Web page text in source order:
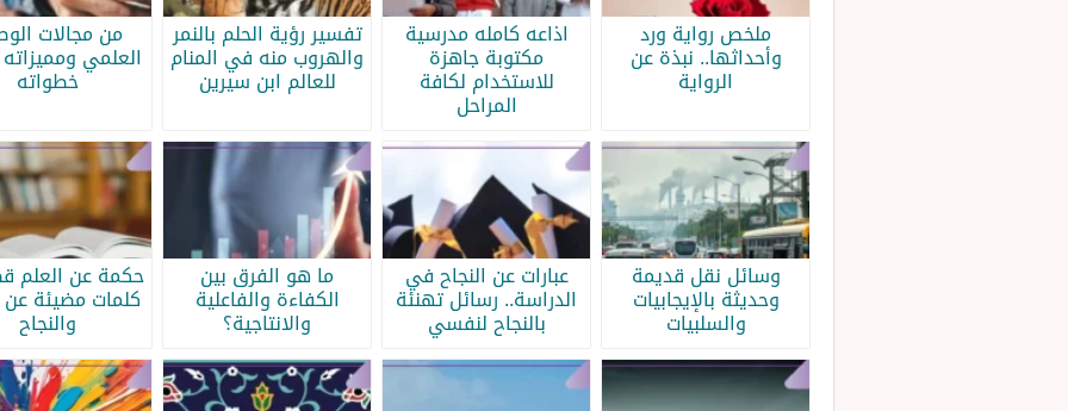
ملخص رواية ورد
وأحداثها.. نبذة عن
الرواية
اذاعه كامله مدرسية
مكتوبة جاهزة
للاستخدام لكافة
المراحل
تفسير رؤية الحلم بالنمر
والهروب منه في المنام
للعالم ابن سيرين
من مجالات
العلمي
خطواته
وسائل نقل قديمة
وحديثة بالإيجابيات
والسلبيات
عبارات عن النجاح في
الدراسة.. رسائل تهنئة
بالنجاح لنفسي
ما هو الفرق بين
الكفاءة والفاعلية
والانتاجية؟
حكمة عن العلم
كلمات مضيئة عن
والنجاح